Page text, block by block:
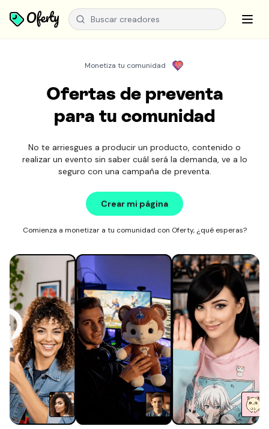
Monetiza tu comunidad
Ofertas de preventa
para tu comunidad
No te arriesgues a producir un producto, contenido o
realizar un evento sin saber cuál será la demanda, ve a lo
seguro con una campaña de preventa.
Crear mi página
Comienza a monetizar a tu comunidad con Oferty, ¿qué esperas?